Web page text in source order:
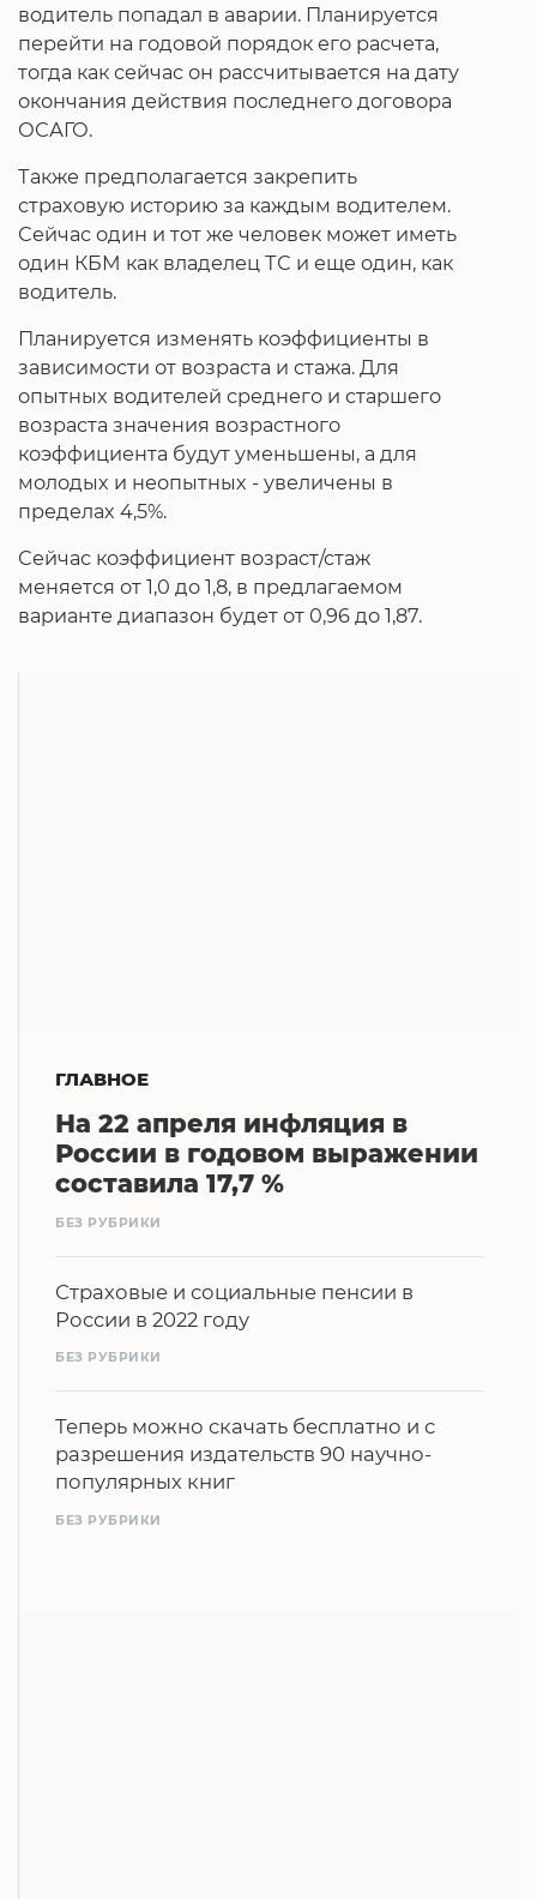
водитель попадал в аварии. Планируется
перейти на годовой порядок его расчета,
тогда как сейчас он рассчитывается на дату
окончания действия последнего договора
ОСАГО.
Также предполагается закрепить
страховую историю за каждым водителем.
Сейчас один и тот же человек может иметь
один КБМ как владелец ТС и еще один, как
водитель.
Планируется изменять коэффициенты в
зависимости от возраста и стажа. Для
опытных водителей среднего и старшего
возраста значения возрастного
коэффициента будут уменьшены, а для
молодых и неопытных - увеличены в
пределах 4,5%.
Сейчас коэффициент возраст/стаж
меняется от 1,0 до 1,8, в предлагаемом
варианте диапазон будет от 0,96 до 1,87.
ГЛАВНОЕ
На 22 апреля инфляция в
России в годовом выражении
составила 17,7 %
БЕЗ РУБРИКИ
Страховые и социальные пенсии в
России в 2022 году
БЕЗ РУБРИКИ
Теперь можно скачать бесплатно и с
разрешения издательств 90 научно-
популярных книг
БЕЗ РУБРИКИ